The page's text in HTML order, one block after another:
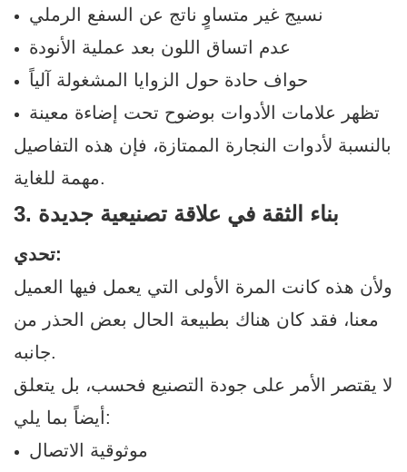
نسيج غير متساوٍ ناتج عن السفع الرملي
عدم اتساق اللون بعد عملية الأنودة
حواف حادة حول الزوايا المشغولة آلياً
تظهر علامات الأدوات بوضوح تحت إضاءة معينة
بالنسبة لأدوات النجارة الممتازة، فإن هذه التفاصيل
مهمة للغاية.
3. بناء الثقة في علاقة تصنيعية جديدة
تحدي:
ولأن هذه كانت المرة الأولى التي يعمل فيها العميل
معنا، فقد كان هناك بطبيعة الحال بعض الحذر من
جانبه.
لا يقتصر الأمر على جودة التصنيع فحسب، بل يتعلق
أيضاً بما يلي:
موثوقية الاتصال